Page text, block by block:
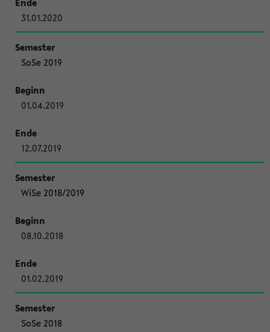
31.01.2020
SoSe 2019
01.04.2019
12.07.2019
WiSe 2018/2019
08.10.2018
01.02.2019
SoSe 2018